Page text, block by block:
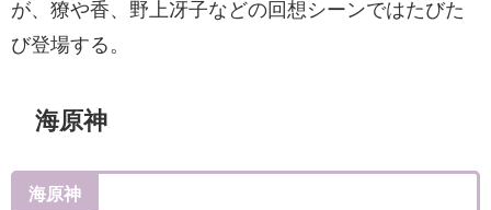
が、獠や香、野上冴子などの回想シーンではたびた
び登場する。
海原神
海原神